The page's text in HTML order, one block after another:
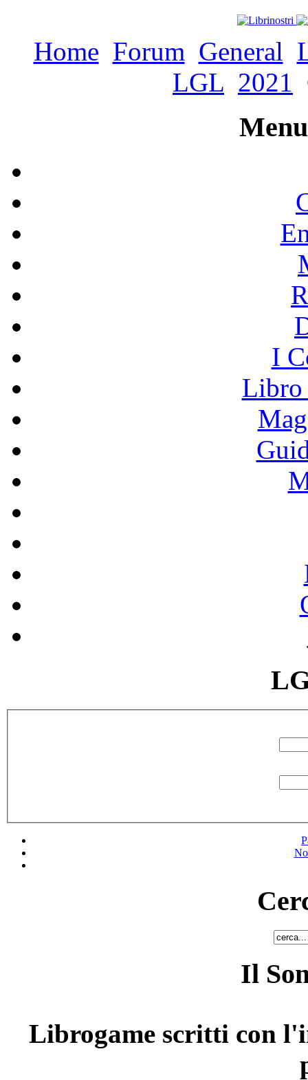
Home Forum General
LGL 2021
I
Libro
Il
Librogame scritti con